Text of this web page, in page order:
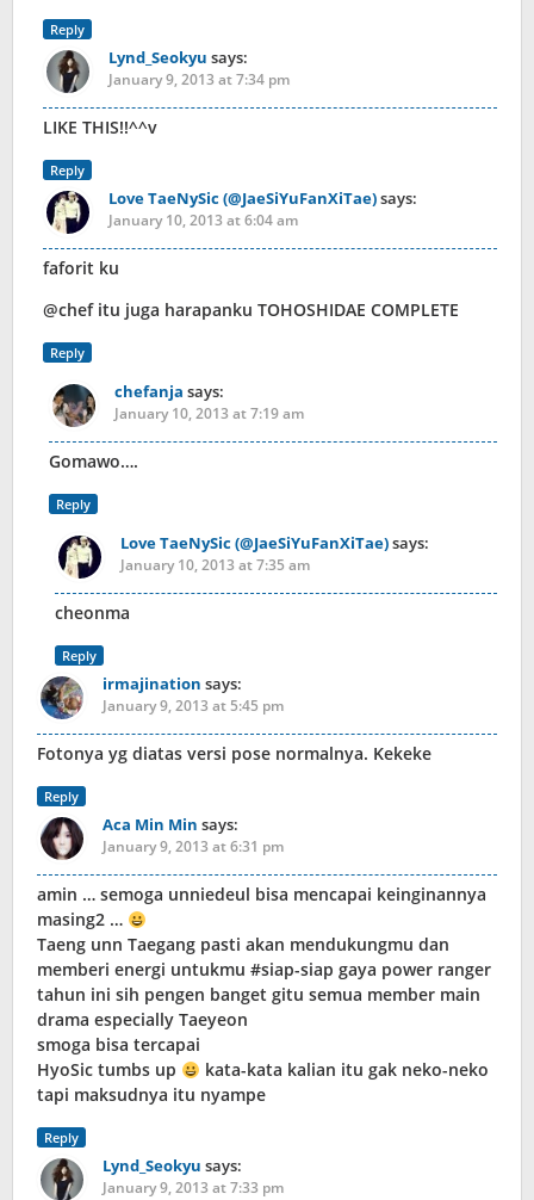
Reply
Lynd_Seokyu says:
January 9, 2013 at 7:34 pm
LIKE THIS!!^^v
Reply
Love TaeNySic (@JaeSiYuFanXiTae)says:
January 10, 2013 at 6:04 am
faforit ku
@chef itu juga harapanku TOHOSHIDAE COMPLETE
Reply
chefanja says:
January 10, 2013 at 7:19 am
Gomawo….
Reply
Love TaeNySic (@JaeSiYuFanXiTae)says:
January 10, 2013 at 7:35 am
cheonma
Reply
irmajination says:
January 9, 2013 at 5:45 pm
Fotonya yg diatas versi pose normalnya. Kekeke
Reply
Aca Min Min says:
January 9, 2013 at 6:31 pm
amin … semoga unniedeul bisa mencapai keinginannya
masing2 …
Taeng unn Taegang pasti akan mendukungmu dan
memberi energi untukmu #siap-siap gaya power ranger
tahun ini sih pengen banget gitu semua member main
drama especially Taeyeon
smoga bisa tercapai
HyoSic tumbs up
kata-kata kalian itu gak neko-neko
tapi maksudnya itu nyampe
Reply
Lynd_Seokyu says:
January 9, 2013 at 7:33 pm